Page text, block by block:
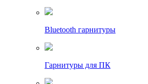
Bluetooth гарнитуры
Гарнитуры для ПК